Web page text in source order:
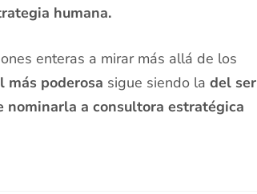
humana.
enteras a mirar más allá de los
poderosa sigue siendo ladel ser
nominarla a consultora estratégica